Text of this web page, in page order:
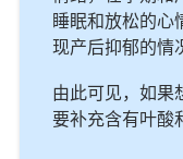
睡眠和放松的心
现产后抑郁的情
由此可见，如果
要补充含有叶酸